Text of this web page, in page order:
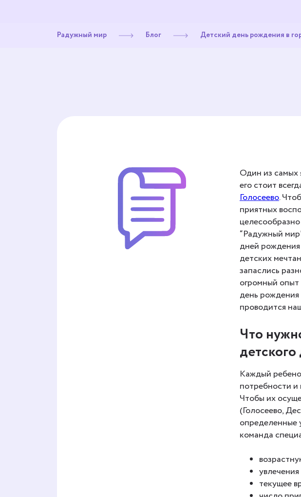
Радужный мир Блог Детский день рождения в
Один из самых
его стоит
Голосеево.
приятных
“Радужный
дней
детских
запаслись
огромный
день
проводится
Что
Каждый
потребности и
Чтобы их
(Голосеево,
определенные
команда
текущее